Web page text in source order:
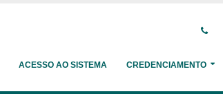
ACESSO AO SISTEMA CREDENCIAMENTO